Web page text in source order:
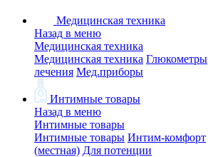
Медицинская техника
Назад в меню
Медицинская техника
Медицинская техника Глюкометры
лечения Мед.приборы
Интимные товары
Назад в меню
Интимные товары
Интимные товары Интим-комфорт
(местная) Для потенции